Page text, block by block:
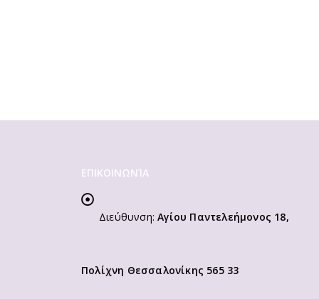
ΕΠΙΚΟΙΝΩΝΊΑ
Διεύθυνση: Αγίου Παντελεήμονος 18,
Πολίχνη Θεσσαλονίκης 565 33